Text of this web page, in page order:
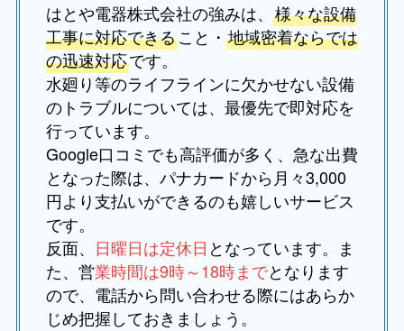
はとや電器株式会社の強みは、 様々な設備
工事に対応できること・ 地域密着ならでは
の迅速対応です。
水廻り等のライフラインに欠かせない設備
のトラブルについては、最優先で即対応を
行っています。
Google口コミでも高評価が多く、急な出費
となった際は、パナカードから月々3,000
円より支払いができるのも嬉しいサービス
です。
反面、 日曜日は定休日 となっています。ま
た、営業時間は9時～18時までとなります
ので、電話から問い合わせる際にはあらか
じめ把握しておきましょう。